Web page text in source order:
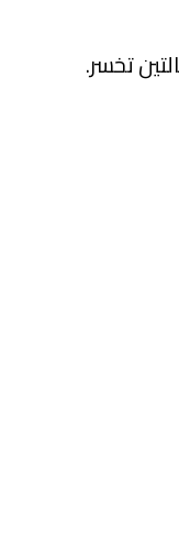
تخسر.